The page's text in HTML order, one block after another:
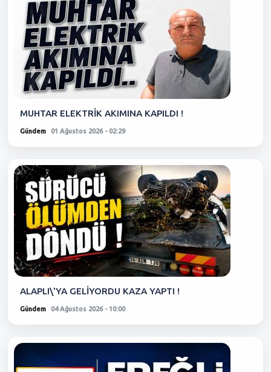
MUHTAR ELEKTRİK AKIMINA KAPILDI !
Gündem 01 Ağustos 2026 - 02:29
ALAPLI\'YA GELİYORDU KAZA YAPTI !
Gündem 04 Ağustos 2026 - 10:00